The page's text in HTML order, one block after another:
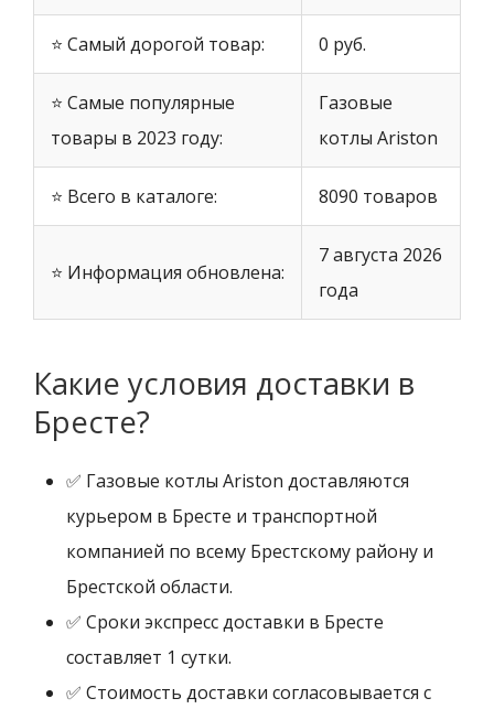
⭐ Самый дорогой товар: 0 руб.
⭐ Самые популярные
товары в 2023 году:
Газовые
котлы Ariston
⭐ Всего в каталоге: 8090 товаров
⭐ Информация обновлена:
7 августа 2026
года
Какие условия доставки в
Бресте?
✅ Газовые котлы Ariston доставляются
курьером в Бресте и транспортной
компанией по всему Брестскому району и
Брестской области.
✅ Сроки экспресс доставки в Бресте
составляет 1 сутки.
✅ Стоимость доставки согласовывается с